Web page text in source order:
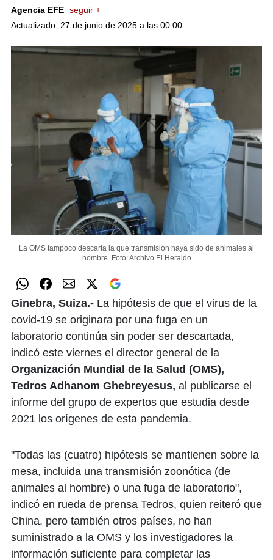
Agencia EFE seguir +
Actualizado: 27 de junio de 2025 a las 00:00
La OMS tampoco descarta la que transmisión haya sido de animales al
hombre. Foto: Archivo El Heraldo
Ginebra, Suiza.- La hipótesis de que el virus de la
covid-19 se originara por una fuga en un
laboratorio continúa sin poder ser descartada,
indicó este viernes el director general de la
Organización Mundial de la Salud (OMS),
Tedros Adhanom Ghebreyesus, al publicarse el
informe del grupo de expertos que estudia desde
2021 los orígenes de esta pandemia.
"Todas las (cuatro) hipótesis se mantienen sobre la
mesa, incluida una transmisión zoonótica (de
animales al hombre) o una fuga de laboratorio",
indicó en rueda de prensa Tedros, quien reiteró que
China, pero también otros países, no han
suministrado a la OMS y los investigadores la
información suficiente para completar las